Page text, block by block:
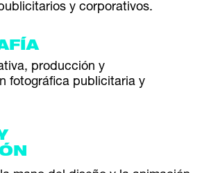
y corporativos.
producción y
fotográfica publicitaria y